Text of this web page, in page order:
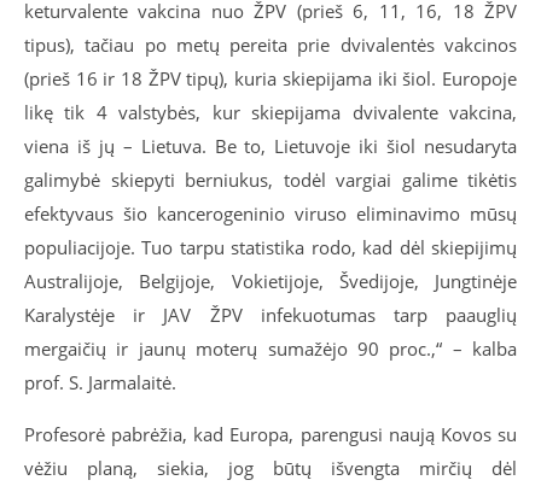
keturvalente vakcina nuo ŽPV (prieš 6, 11, 16, 18 ŽPV
tipus), tačiau po metų pereita prie dvivalentės vakcinos
(prieš 16 ir 18 ŽPV tipų), kuria skiepijama iki šiol. Europoje
likę tik 4 valstybės, kur skiepijama dvivalente vakcina,
viena iš jų – Lietuva. Be to, Lietuvoje iki šiol nesudaryta
galimybė skiepyti berniukus, todėl vargiai galime tikėtis
efektyvaus šio kancerogeninio viruso eliminavimo mūsų
populiacijoje. Tuo tarpu statistika rodo, kad dėl skiepijimų
Australijoje, Belgijoje, Vokietijoje, Švedijoje, Jungtinėje
Karalystėje ir JAV ŽPV infekuotumas tarp paauglių
mergaičių ir jaunų moterų sumažėjo 90 proc.,“ – kalba
prof. S. Jarmalaitė.
Profesorė pabrėžia, kad Europa, parengusi naują Kovos su
vėžiu planą, siekia, jog būtų išvengta mirčių dėl